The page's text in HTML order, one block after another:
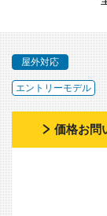
屋外対応
エントリーモデル
価格お問